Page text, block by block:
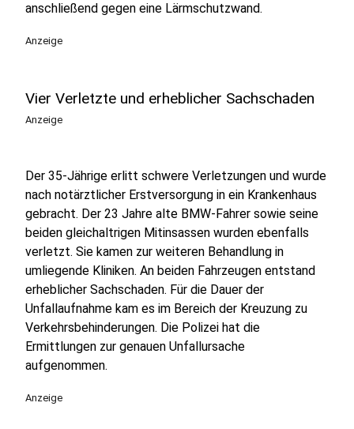
anschließend gegen eine Lärmschutzwand.
Anzeige
Vier Verletzte und erheblicher Sachschaden
Anzeige
Der 35-Jährige erlitt schwere Verletzungen und wurde
nach notärztlicher Erstversorgung in ein Krankenhaus
gebracht. Der 23 Jahre alte BMW-Fahrer sowie seine
beiden gleichaltrigen Mitinsassen wurden ebenfalls
verletzt. Sie kamen zur weiteren Behandlung in
umliegende Kliniken. An beiden Fahrzeugen entstand
erheblicher Sachschaden. Für die Dauer der
Unfallaufnahme kam es im Bereich der Kreuzung zu
Verkehrsbehinderungen. Die Polizei hat die
Ermittlungen zur genauen Unfallursache
aufgenommen.
Anzeige